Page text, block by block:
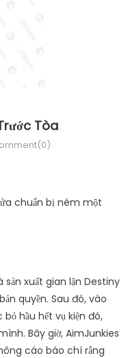
Tòa
sản xuất gian lận Destiny
quyền. Sau đó, vào
hầu hết vụ kiện đó,
Bây giờ, AimJunkies
cáo báo chí rằng